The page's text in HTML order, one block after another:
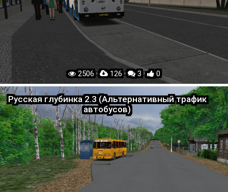
2506 · 126 · 3 · 0
Русская глубинка 2.3 (Альтернативный трафик
автобусов)